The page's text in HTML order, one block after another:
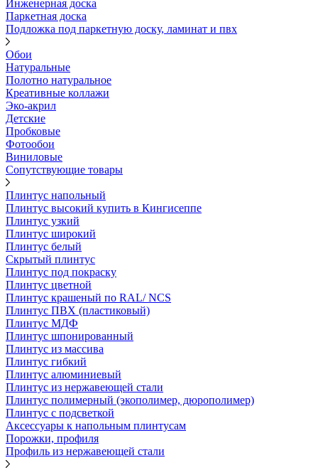
Инженерная доска
Паркетная доска
Подложка под паркетную доску, ламинат и пвх
Обои
Натуральные
Полотно натуральное
Креативные коллажи
Эко-акрил
Детские
Пробковые
Фотообои
Виниловые
Сопутствующие товары
Плинтус напольный
Плинтус высокий купить в Кингисеппе
Плинтус узкий
Плинтус широкий
Плинтус белый
Скрытый плинтус
Плинтус под покраску
Плинтус цветной
Плинтус крашеный по RAL/ NCS
Плинтус ПВХ (пластиковый)
Плинтус МДФ
Плинтус шпонированный
Плинтус из массива
Плинтус гибкий
Плинтус алюминиевый
Плинтус из нержавеющей стали
Плинтус полимерный (экополимер, дюрополимер)
Плинтус с подсветкой
Аксессуары к напольным плинтусам
Порожки, профиля
Профиль из нержавеющей стали